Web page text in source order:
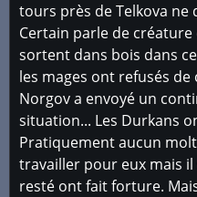
tours près de Telkova ne
Certain parle de
sortent dans bois dans
les mages ont refusés
Norgov a envoyé un
situation... Les Durkans
Pratiquement aucun
travailler pour eux mais
resté ont fait forture.